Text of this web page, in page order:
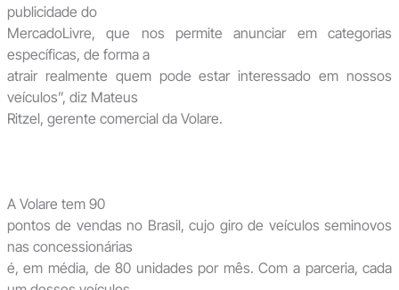
publicidade do
MercadoLivre, que nos permite anunciar em categorias
específicas, de forma a
atrair realmente quem pode estar interessado em nossos
veículos”, diz Mateus
Ritzel, gerente comercial da Volare.
A Volare tem 90
pontos de vendas no Brasil, cujo giro de veículos seminovos
nas concessionárias
é, em média, de 80 unidades por mês. Com a parceria, cada